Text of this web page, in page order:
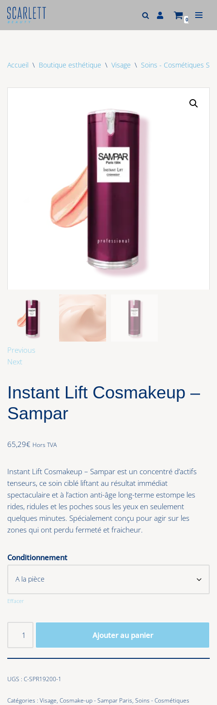
Aller
0
Accueil \ Boutique esthétique \ Visage \ Soins - Cosmétiques
Previous
Next
Instant Lift Cosmakeup –
Sampar
65,29€ Hors TVA
Instant Lift Cosmakeup – Sampar est un concentré d’actifs
tenseurs, ce soin ciblé liftant au résultat immédiat
spectaculaire et à l’action anti-âge long-terme estompe les
rides, ridules et les poches sous les yeux en seulement
quelques minutes. Spécialement conçu pour agir sur les
zones qui ont perdu fermeté et fraicheur.
Conditionnement
Effacer
Ajouter au panier
UGS : C-SPR19200-1
Catégories : Visage, Cosmake-up - Sampar Paris, Soins - Cosmétiques